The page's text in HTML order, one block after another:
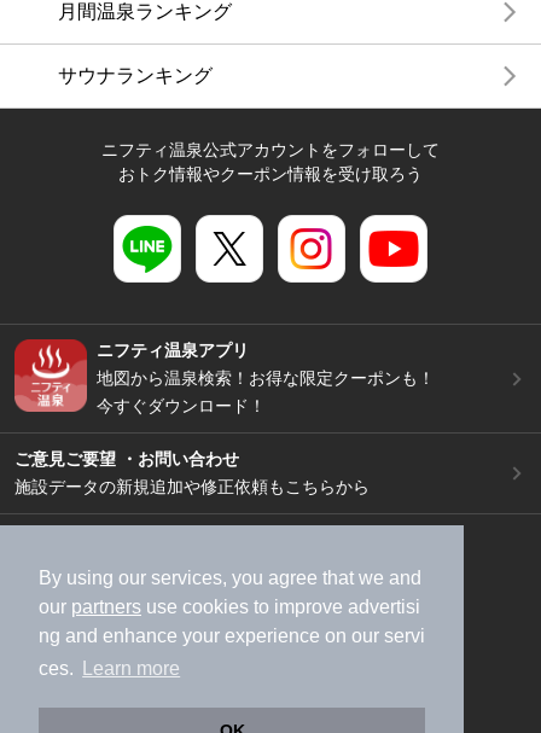
By using our services, you agree that we and
our partners use cookies to improve advertisi
ng and enhance your experience on our servi
ces.
Learn more
月間温泉ランキング
サウナランキング
ニフティ温泉公式アカウントをフォローして
おトク情報やクーポン情報を受け取ろう
ニフティ温泉アプリ
地図から温泉検索！お得な限定クーポンも！
今すぐダウンロード！
ご意見ご要望 ・お問い合わせ
施設データの新規追加や修正依頼もこちらから
加盟店募集（資料請求）
広告出稿のご案内
利用規約
ライフスタイルMEMBERS+規約
特定商取引法に基づく表記
ヘルプ
採用情報
運営会社